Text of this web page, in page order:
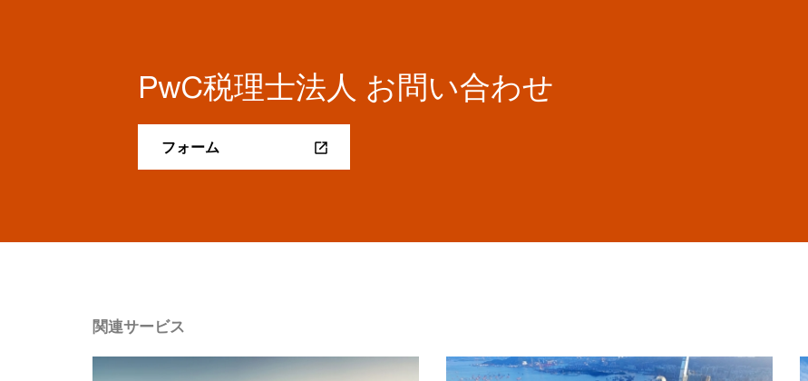
PwC税理士法人 お問い合わせ
フォーム
関連サービス